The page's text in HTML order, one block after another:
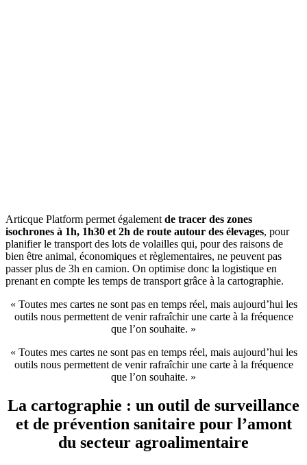
Articque Platform permet également de tracer des zones
isochrones à 1h, 1h30 et 2h de route autour des élevages, pour
planifier le transport des lots de volailles qui, pour des raisons de
bien être animal, économiques et règlementaires, ne peuvent pas
passer plus de 3h en camion. On optimise donc la logistique en
prenant en compte les temps de transport grâce à la cartographie.
« Toutes mes cartes ne sont pas en temps réel, mais aujourd’hui les
outils nous permettent de venir rafraîchir une carte à la fréquence
que l’on souhaite. »
« Toutes mes cartes ne sont pas en temps réel, mais aujourd’hui les
outils nous permettent de venir rafraîchir une carte à la fréquence
que l’on souhaite. »
La cartographie : un outil de surveillance
et de prévention sanitaire pour l’amont
du secteur agroalimentaire